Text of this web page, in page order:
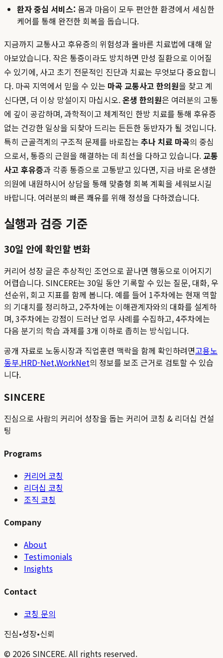
환자 중심 서비스: 몸과 마음이 모두 편안한 환경에서 세심한
케어를 통해 완전한 회복을 돕습니다.
지금까지 교통사고 후유증의 위험성과 올바른 치료법에 대해 알
아보았습니다. 작은 통증이라도 방치하면 만성 질환으로 이어질
수 있기에, 사고 초기 전문적인 진단과 치료는 무엇보다 중요합니
다. 마곡 지역에서 믿을 수 있는 마곡 교통사고 한의원을 찾고 계
신다면, 더 이상 망설이지 마십시오.온생 한의원은 여러분의 고통
에 깊이 공감하며, 과학적이고 체계적인 한방 치료를 통해 후유증
없는 건강한 일상을 되찾아 드리는 든든한 동반자가 될 것입니다.
특히 근골격계의 구조적 문제를 바로잡는 추나 치료 마곡의 중심
으로서, 통증의 근원을 해결하는 데 최선을 다하고 있습니다. 교통
사고 후유증과 각종 통증으로 고통받고 있다면, 지금 바로 온생한
의원에 내원하시어 상담을 통해 맞춤형 회복 계획을 세워보시길
바랍니다. 여러분의 빠른 쾌유를 위해 정성을 다하겠습니다.
실행과 검증 기준
30일 안에 확인할 변화
커리어 성장 글은 추상적인 조언으로 끝나면 행동으로 이어지기
어렵습니다. SINCERE는 30일 동안 기록할 수 있는 질문, 대화, 우
선순위, 회고 지표를 함께 봅니다. 예를 들어 1주차에는 현재 역할
의 기대치를 정리하고, 2주차에는 이해관계자와의 대화를 설계하
며, 3주차에는 강점이 드러난 업무 사례를 수집하고, 4주차에는
다음 분기의 학습 과제를 3개 이하로 좁히는 방식입니다.
공개 자료로 노동시장과 직업훈련 맥락을 함께 확인하려면고용노
동부,HRD-Net,WorkNet의 정보를 보조 근거로 검토할 수 있습
니다.
SINCERE
진심으로 사람의 커리어 성장을 돕는 커리어 코칭 & 리더십 컨설
팅
Programs
커리어 코칭
리더십 코칭
조직 코칭
Company
About
Testimonials
Insights
Contact
코칭 문의
진심•성장•신뢰
© 2026 SINCERE. All rights reserved.